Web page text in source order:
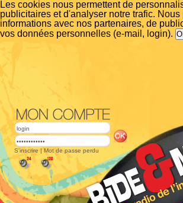
Les cookies nous permettent de
publicitaires et d'analyser notre trafic.
informations avec nos partenaires, de
vos données personnelles (e-mail, login).
S'inscrire | Mot de passe perdu